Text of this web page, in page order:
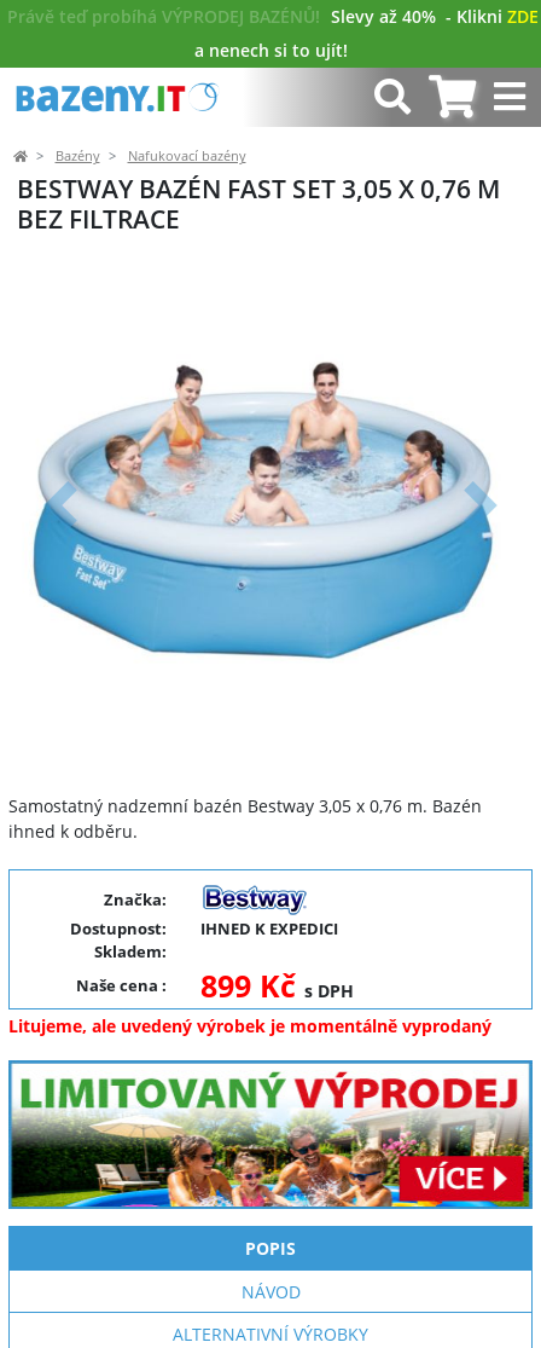
Právě teď probíhá VÝPRODEJ BAZÉNŮ! Slevy až 40% - Klikni ZDE
a nenech si to ujít!
Bazény Nafukovací bazény
BESTWAY BAZÉN FAST SET 3,05 X 0,76 M
BEZ FILTRACE
Předchozí Další
Samostatný nadzemní bazén Bestway 3,05 x 0,76 m. Bazén
ihned k odběru.
Značka:
Dostupnost:
IHNED K EXPEDICI
Skladem:
Naše cena : 899 Kč s DPH
Litujeme, ale uvedený výrobek je momentálně vyprodaný
POPIS
NÁVOD
ALTERNATIVNÍ VÝROBKY